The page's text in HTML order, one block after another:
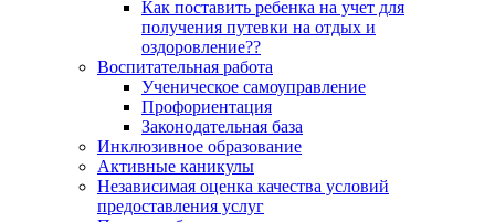
Как поставить ребенка на учет для
получения путевки на отдых и
оздоровление??
Воспитательная работа
Ученическое самоуправление
Профориентация
Законодательная база
Инклюзивное образование
Активные каникулы
Независимая оценка качества условий
предоставления услуг